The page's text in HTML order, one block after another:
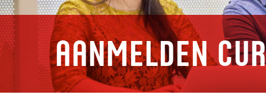
Aanmelden